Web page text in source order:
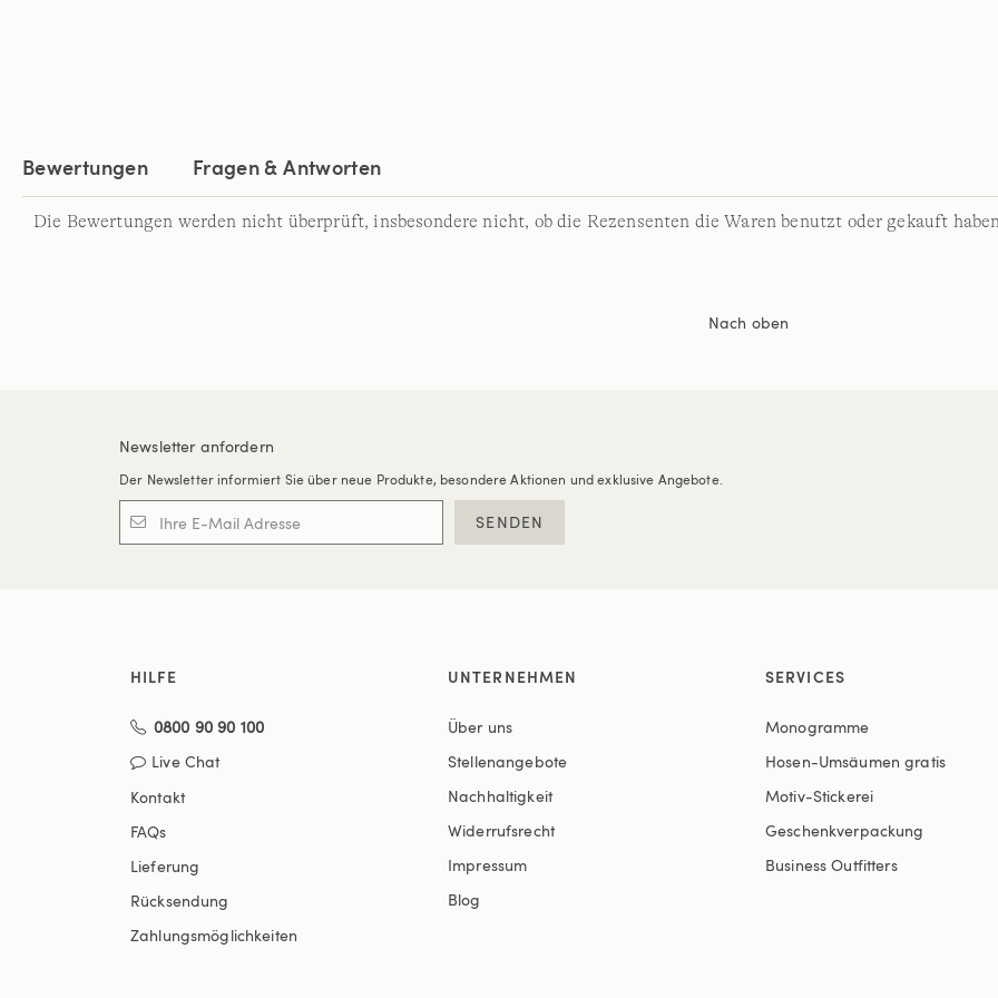
Bewertungen Fragen & Antworten
Die Bewertungen werden nicht überprüft, insbesondere nicht, ob die Rezensenten die Waren benutzt oder gekauft
Nach oben
Newsletter anfordern
Der Newsletter informiert Sie über neue Produkte, besondere Aktionen und exklusive Angebote.
SENDEN
HILFE
0800 90 90 100
Live Chat
Kontakt
FAQs
Lieferung
Rücksendung
Zahlungsmöglichkeiten
UNTERNEHMEN
Über uns
Stellenangebote
Nachhaltigkeit
Widerrufsrecht
Impressum
Blog
SERVICES
Monogramme
Hosen-Umsäumen gratis
Motiv-Stickerei
Geschenkverpackung
Business Outfitters